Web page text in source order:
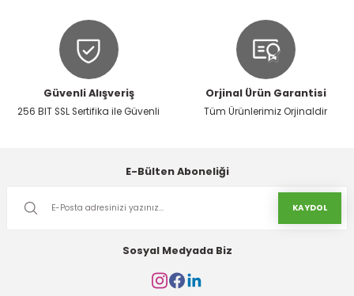
Güvenli Alışveriş
256 BIT SSL Sertifika ile Güvenli
Orjinal Ürün Garantisi
Tüm Ürünlerimiz Orjinaldir
E-Bülten Aboneliği
KAYDOL
Sosyal Medyada Biz